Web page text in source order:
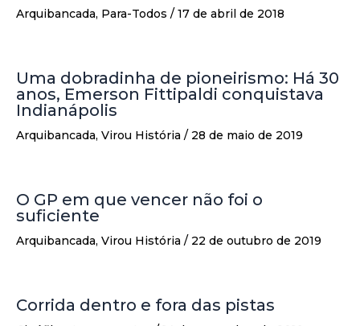
Arquibancada, Para-Todos / 17 de abril de 2018
Uma dobradinha de pioneirismo: Há 30
anos, Emerson Fittipaldi conquistava
Indianápolis
Arquibancada, Virou História / 28 de maio de 2019
O GP em que vencer não foi o
suficiente
Arquibancada, Virou História / 22 de outubro de 2019
Corrida dentro e fora das pistas